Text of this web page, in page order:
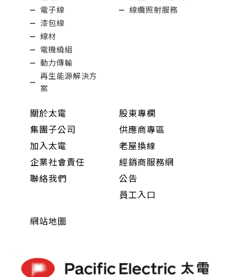
電子線
漆包線
線材
電機繞組
動力傳輸
再生能源解決方
案
線纜照射服務
關於太電
集團子公司
加入太電
企業社會責任
聯絡我們
股東專欄
供應商專區
老屋換線
經銷商服務網
公告
員工入口
網站地圖